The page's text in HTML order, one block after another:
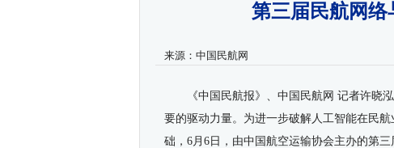
第三届民航网
来源： 中国民航网
《中国民航报》、中国民航网 记者许晓
要的驱动力量。为进一步破解人工智能在民
础，6月6日，由中国航空运输协会主办的第